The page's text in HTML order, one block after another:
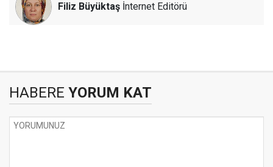
Filiz Büyüktaş İnternet Editörü
HABERE YORUM KAT